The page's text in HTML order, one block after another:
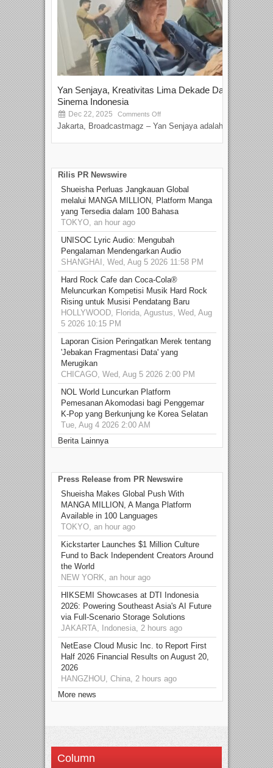
Yan Senjaya, Kreativitas Lima Dekade Dalam
Sinema Indonesia
Dec 22, 2025 Comments Off
Jakarta, Broadcastmagz – Yan Senjaya adalah...
Rilis PR Newswire
Shueisha Perluas Jangkauan Global
melalui MANGA MILLION, Platform Manga
yang Tersedia dalam 100 Bahasa
TOKYO, an hour ago
UNISOC Lyric Audio: Mengubah
Pengalaman Mendengarkan Audio
SHANGHAI, Wed, Aug 5 2026 11:58 PM
Hard Rock Cafe dan Coca-Cola®
Meluncurkan Kompetisi Musik Hard Rock
Rising untuk Musisi Pendatang Baru
HOLLYWOOD, Florida, Agustus, Wed, Aug
5 2026 10:15 PM
Laporan Cision Peringatkan Merek tentang
'Jebakan Fragmentasi Data' yang
Merugikan
CHICAGO, Wed, Aug 5 2026 2:00 PM
NOL World Luncurkan Platform
Pemesanan Akomodasi bagi Penggemar
K-Pop yang Berkunjung ke Korea Selatan
Tue, Aug 4 2026 2:00 AM
Berita Lainnya
Press Release from PR Newswire
Shueisha Makes Global Push With
MANGA MILLION, A Manga Platform
Available in 100 Languages
TOKYO, an hour ago
Kickstarter Launches $1 Million Culture
Fund to Back Independent Creators Around
the World
NEW YORK, an hour ago
HIKSEMI Showcases at DTI Indonesia
2026: Powering Southeast Asia's AI Future
via Full‑Scenario Storage Solutions
JAKARTA, Indonesia, 2 hours ago
NetEase Cloud Music Inc. to Report First
Half 2026 Financial Results on August 20,
2026
HANGZHOU, China, 2 hours ago
More news
Column